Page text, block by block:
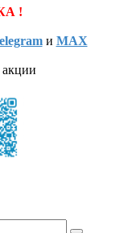
!
и MAX
акции